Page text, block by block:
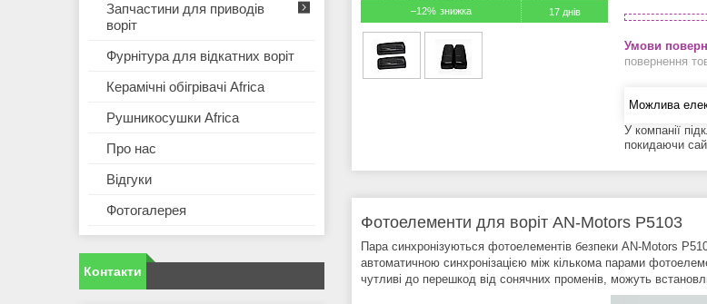
–12% 17 днів
повернення
У компанії
покидаючи
Фотоелементи для воріт AN-Motors P5103
Пара синхронізуються фотоелементів безпеки AN-Motors
автоматичною синхронізацією між кількома парами
чутливі до перешкод від сонячних променів, можуть
Запчастини для приводів
воріт
Фурнітура для відкатних воріт
Керамічні обігрівачі Africa
Рушникосушки Africa
Про нас
Відгуки
Фотогалерея
Контакти